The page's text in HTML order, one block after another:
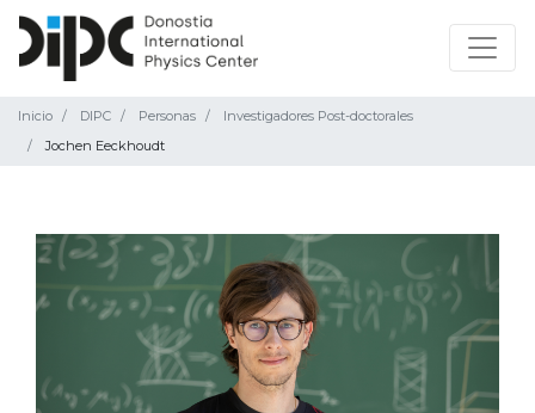
Inicio DIPC Personas
Investigadores Post-doctorales
Jochen Eeckhoudt